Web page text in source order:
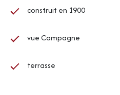
construit en 1900
vue Campagne
terrasse